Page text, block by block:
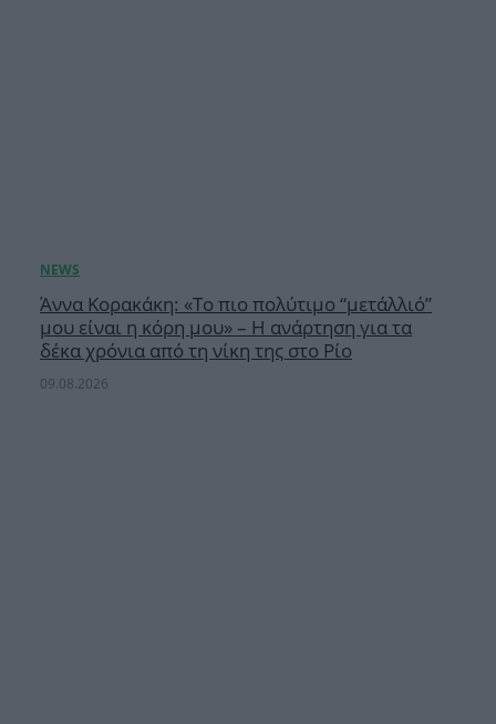
Άννα Κορακάκη: «Το πιο πολύτιμο “μετάλλιό”
μου είναι η κόρη μου» – Η ανάρτηση για τα
δέκα χρόνια από τη νίκη της στο Ρίο
09.08.2026